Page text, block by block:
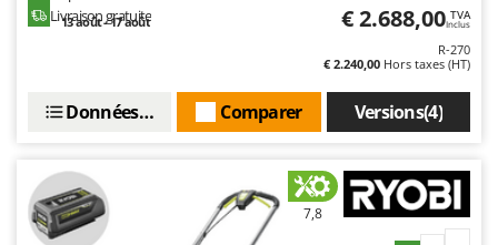
V
Vêtements de Sécurité
M
M.A.I.BO.
Makita
Marcato
Marina Systems
Livraison gratuite
13 août - 17 août € 2.688,00 TVA
Inclus
R-270
€ 2.240,00 Hors taxes (HT)
Versions(4)
Comparer
Données techniques
7,8